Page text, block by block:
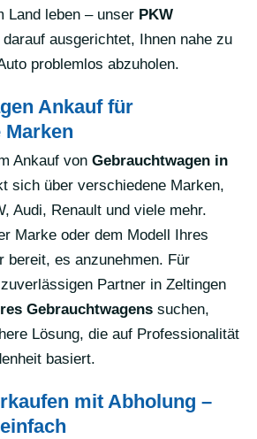
Land leben – unser PKW
darauf ausgerichtet, Ihnen nahe zu
problemlos abzuholen.
Ankauf für
Ankauf von Gebrauchtwagen in
sich über verschiedene Marken,
Audi, Renault und viele mehr.
Marke oder dem Modell Ihres
bereit, es anzunehmen. Für
Partner in Zeltingen
Gebrauchtwagens suchen,
Lösung, die auf Professionalität
basiert.
mit Abholung –